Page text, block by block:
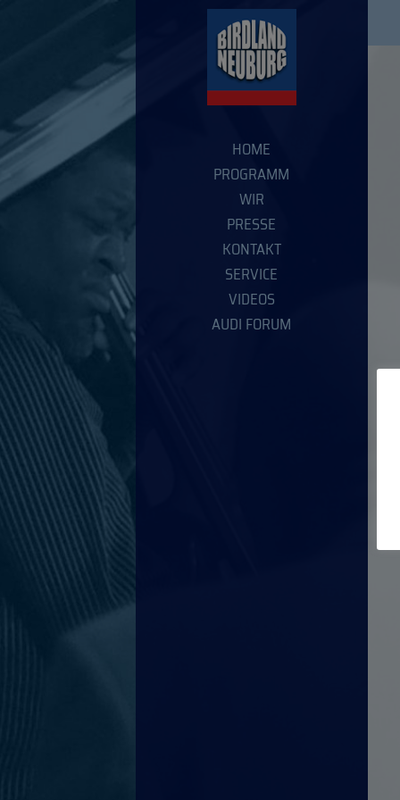
HOME
PROGRAMM
WIR
PRESSE
KONTAKT
SERVICE
VIDEOS
AUDI FORUM